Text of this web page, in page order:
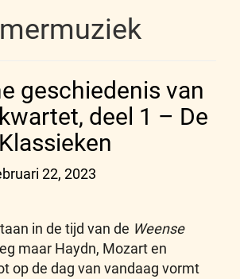
geschiedenis van
deel 1 – De
22, 2023
in de tijd van de Weense
maar Haydn, Mozart en
op de dag van vandaag vormt